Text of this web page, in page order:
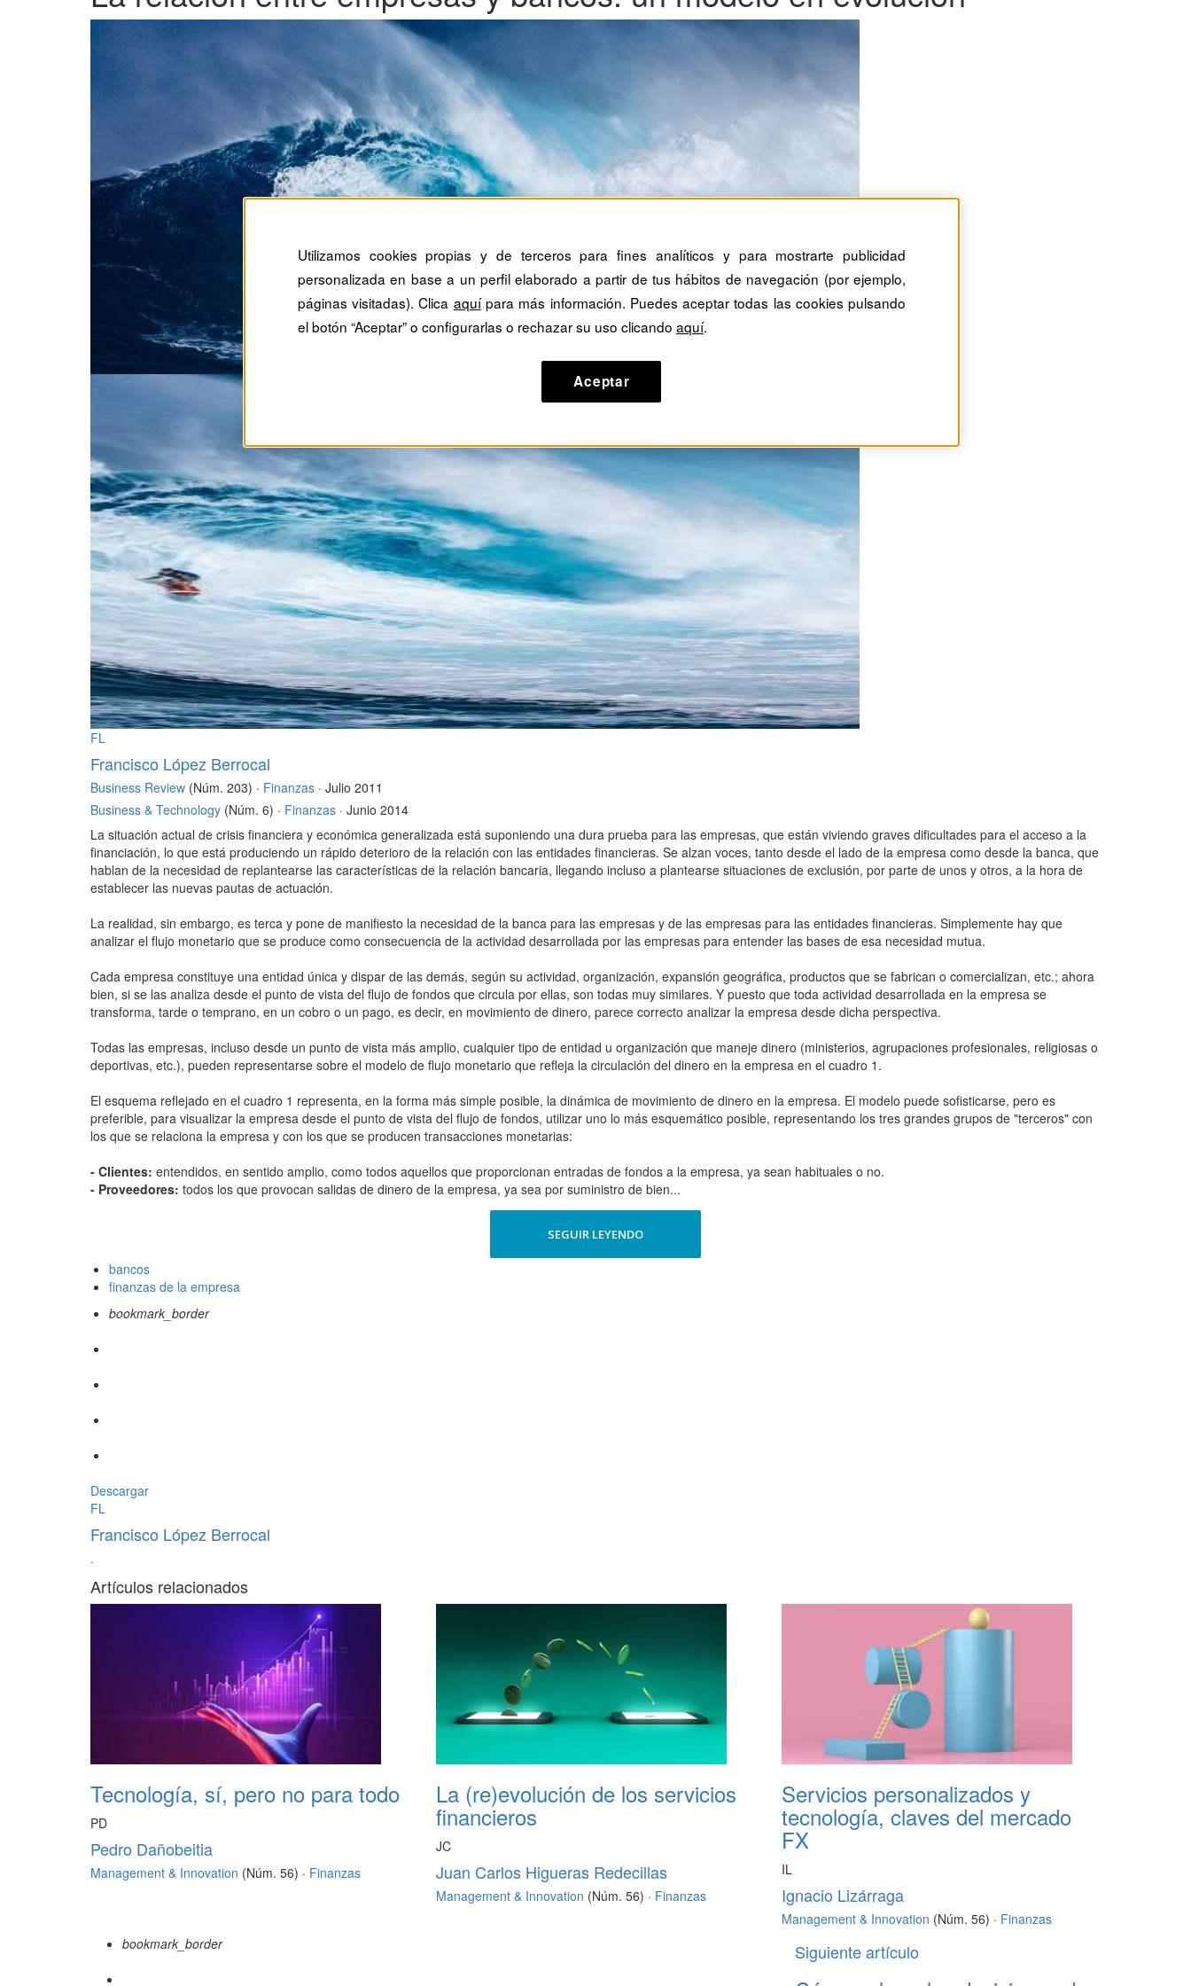
FL
Francisco López Berrocal
Business Review (Núm. 203) · Finanzas · Julio 2011
Business & Technology (Núm. 6) · Finanzas · Junio 2014
La situación actual de crisis financiera y económica generalizada está suponiendo una dura prueba para las empresas, que están viviendo graves dificultades para el acceso a la
financiación, lo que está produciendo un rápido deterioro de la relación con las entidades financieras. Se alzan voces, tanto desde el lado de la empresa como desde la banca, que
hablan de la necesidad de replantearse las características de la relación bancaria, llegando incluso a plantearse situaciones de exclusión, por parte de unos y otros, a la hora de
establecer las nuevas pautas de actuación.
La realidad, sin embargo, es terca y pone de manifiesto la necesidad de la banca para las empresas y de las empresas para las entidades financieras. Simplemente hay que
analizar el flujo monetario que se produce como consecuencia de la actividad desarrollada por las empresas para entender las bases de esa necesidad mutua.
Cada empresa constituye una entidad única y dispar de las demás, según su actividad, organización, expansión geográfica, productos que se fabrican o comercializan, etc.; ahora
bien, si se las analiza desde el punto de vista del flujo de fondos que circula por ellas, son todas muy similares. Y puesto que toda actividad desarrollada en la empresa se
transforma, tarde o temprano, en un cobro o un pago, es decir, en movimiento de dinero, parece correcto analizar la empresa desde dicha perspectiva.
Todas las empresas, incluso desde un punto de vista más amplio, cualquier tipo de entidad u organización que maneje dinero (ministerios, agrupaciones profesionales, religiosas o
deportivas, etc.), pueden representarse sobre el modelo de flujo monetario que refleja la circulación del dinero en la empresa en el cuadro 1.
El esquema reflejado en el cuadro 1 representa, en la forma más simple posible, la dinámica de movimiento de dinero en la empresa. El modelo puede sofisticarse, pero es
preferible, para visualizar la empresa desde el punto de vista del flujo de fondos, utilizar uno lo más esquemático posible, representando los tres grandes grupos de "terceros" con
los que se relaciona la empresa y con los que se producen transacciones monetarias:
- Clientes: entendidos, en sentido amplio, como todos aquellos que proporcionan entradas de fondos a la empresa, ya sean habituales o no.
- Proveedores: todos los que provocan salidas de dinero de la empresa, ya sea por suministro de bien...
SEGUIR LEYENDO
bancos
finanzas de la empresa
bookmark_border
Descargar
FL
Francisco López Berrocal
·
Artículos relacionados
Tecnología, sí, pero no para todo
PD
Pedro Dañobeitia
Management & Innovation (Núm. 56) · Finanzas
La (re)evolución de los servicios
financieros
JC
Juan Carlos Higueras Redecillas
Management & Innovation (Núm. 56) · Finanzas
Servicios personalizados y
tecnología, claves del mercado
FX
IL
Ignacio Lizárraga
Management & Innovation (Núm. 56) · Finanzas
bookmark_border
Siguiente artículo
Utilizamos cookies propias y de terceros para fines analíticos y para mostrarte publicidad
personalizada en base a un perfil elaborado a partir de tus hábitos de navegación (por ejemplo,
páginas visitadas). Clica aquípara más información. Puedes aceptar todas las cookies pulsando
el botón “Aceptar” o configurarlas o rechazar su uso clicando aquí.
Aceptar